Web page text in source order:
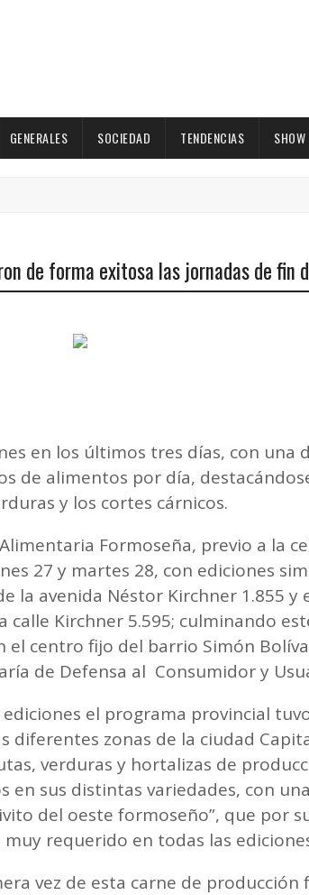
GENERALES SOCIEDAD TENDENCIAS SHOW
de forma exitosa las jornadas de fin
en los últimos tres días, con una
de alimentos por día,
y los cortes cárnicos.
Formoseña, previo a la
27 y martes 28, con ediciones
la avenida Néstor Kirchner 1.855 y
calle Kirchner 5.595; culminando
el centro fijo del barrio Simón
de Defensa al Consumidor y
el programa provincial
diferentes zonas de la ciudad
verduras y hortalizas de
en sus distintas variedades, con una
del oeste formoseño”, que por
requerido en todas las
vez de esta carne de producción